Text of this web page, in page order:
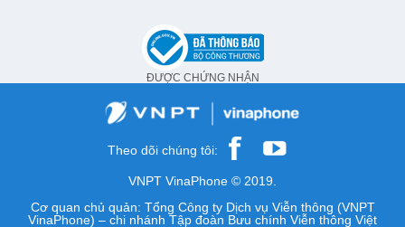
ĐƯỢC CHỨNG NHẬN
Theo dõi chúng tôi:
VNPT VinaPhone © 2019.
Cơ quan chủ quản: Tổng Công ty Dịch vụ Viễn thông (VNPT
VinaPhone) – chi nhánh Tập đoàn Bưu chính Viễn thông Việt